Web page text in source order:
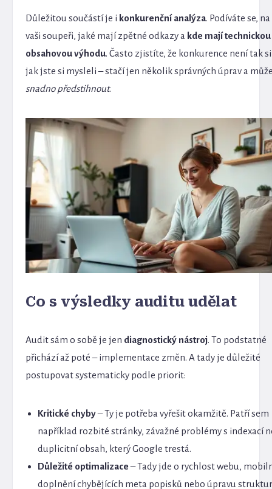
Důležitou součástí je i konkurenční analýza. Podíváte se,
vaši soupeři, jaké mají zpětné odkazy a kde mají
obsahovou výhodu. Často zjistíte, že konkurence není tak
jak jste si mysleli – stačí jen několik správných úprav a
snadno předstihnout.
Co s výsledky auditu udělat
Audit sám o sobě je jen diagnostický nástroj. To podstatné
přichází až poté – implementace změn. A tady je důležité
postupovat systematicky podle priorit:
Kritické chyby– Ty je potřeba vyřešit okamžitě. Patří sem
například rozbité stránky, závažné problémy s indexací
duplicitní obsah, který Google trestá.
Důležité optimalizace– Tady jde o rychlost webu,
doplnění chybějících meta popisků nebo úpravu